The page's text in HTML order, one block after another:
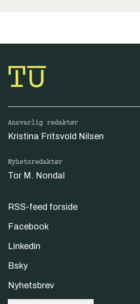
Ansvarlig redaktør
Kristina Fritsvold Nilsen
Nyhetsredaktør
Tor M. Nondal
RSS-feed forside
Facebook
Linkedin
Bsky
Nyhetsbrev